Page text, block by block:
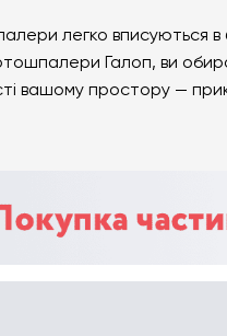
легко вписуються в
Галоп, ви
вашому простору —